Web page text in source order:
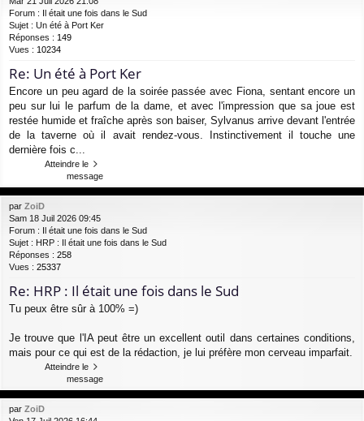
Forum : Il était une fois dans le Sud
Sujet : Un été à Port Ker
Réponses : 149
Vues : 10234
Re: Un été à Port Ker
Encore un peu agard de la soirée passée avec Fiona, sentant encore un
peu sur lui le parfum de la dame, et avec l'impression que sa joue est
restée humide et fraîche après son baiser, Sylvanus arrive devant l'entrée
de la taverne où il avait rendez-vous. Instinctivement il touche une
dernière fois c...
Atteindre le
message
par ZoiD
Sam 18 Juil 2026 09:45
Forum : Il était une fois dans le Sud
Sujet : HRP : Il était une fois dans le Sud
Réponses : 258
Vues : 25337
Re: HRP : Il était une fois dans le Sud
Tu peux être sûr à 100% =)
Je trouve que l'IA peut être un excellent outil dans certaines conditions,
mais pour ce qui est de la rédaction, je lui préfère mon cerveau imparfait.
Atteindre le
message
par ZoiD